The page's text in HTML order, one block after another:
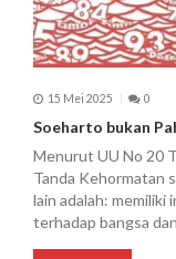
15 Mei 2025 0
Soeharto bukan
Menurut UU No 20
Tanda Kehormatan
lain adalah: memiliki
terhadap bangsa dan